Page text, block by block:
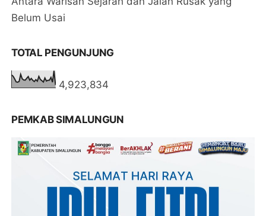
Belum Usai
TOTAL PENGUNJUNG
4,923,834
PEMKAB SIMALUNGUN